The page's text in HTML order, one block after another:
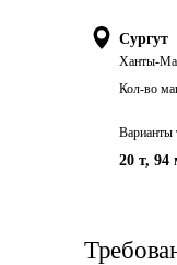
Сургут
Ханты-
Кол-во
Варианты
20 т, 94